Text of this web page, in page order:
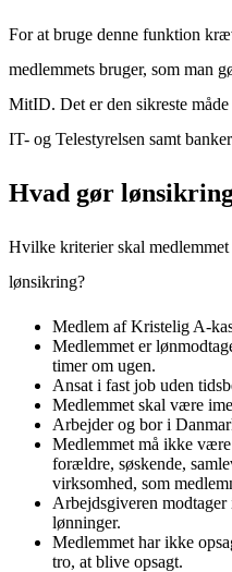
For at bruge denne funktion
medlemmets bruger, som man
MitID. Det er den sikreste
IT- og Telestyrelsen samt
Hvad gør
Hvilke kriterier skal
lønsikring?
Medlem af Kristelig A-
Medlemmet er
timer om ugen.
Ansat i fast job uden
Medlemmet skal være
Arbejder og bor i
Medlemmet må ikke
forældre, søskende,
virksomhed, som
Arbejdsgiveren
lønninger.
Medlemmet har ikke
tro, at blive opsagt.